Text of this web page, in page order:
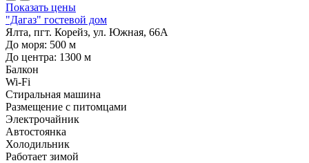
Показать цены
"Дагаз" гостевой дом
Ялта, пгт. Корейз, ул. Южная, 66А
До моря: 500 м
До центра: 1300 м
Балкон
Wi-Fi
Стиральная машина
Размещение с питомцами
Электрочайник
Автостоянка
Холодильник
Работает зимой